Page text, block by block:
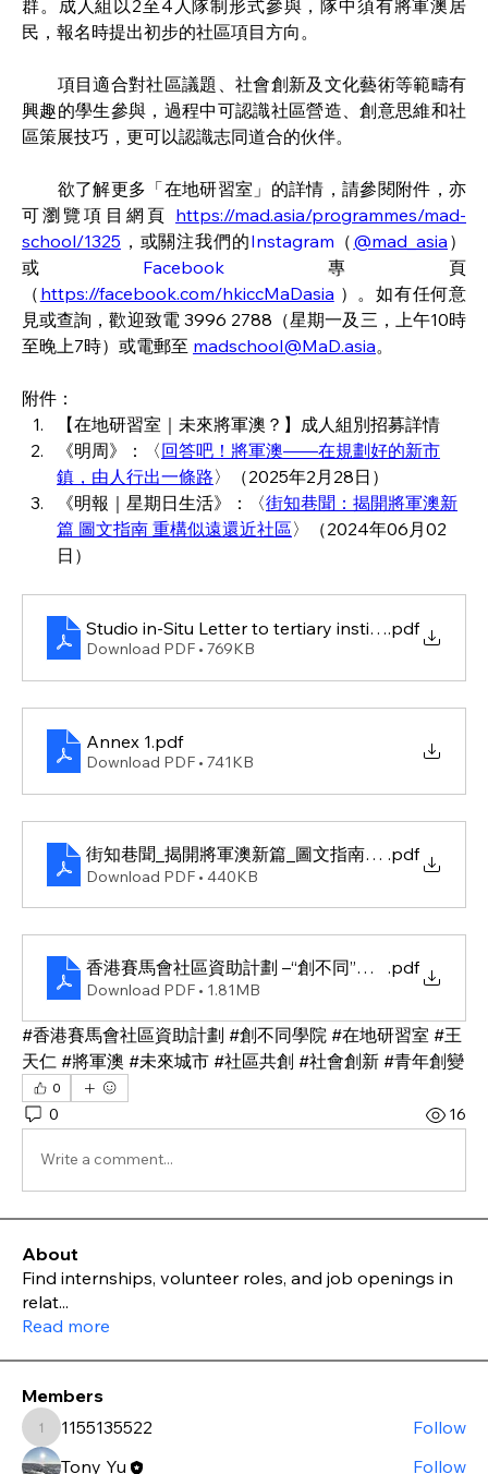
群。成人組以 2至4 人隊制形式參與，隊中須有將軍澳居
民，報名時提出初步的社區項目方向。
項目適合對社區議題、社會創新及文化藝術等範疇有
興趣的學生參與，過程中可認識社區營造、創意思維和社
區策展技巧，更可以認識志同道合的伙伴。
欲了解更多「在地研習室」的詳情，請參閱附件，亦
可瀏覽項目網頁 https://mad.asia/programmes/mad-
school/1325 ，或關注我們的Instagram （ @mad_asia ）
或 Facebook 專頁
（ https://facebook.com/hkiccMaDasia ）。如有任何意
見或查詢，歡迎致電 3996 2788 （星期一及三，上午10時
至晚上7時）或電郵至 madschool@MaD.asia。
附件：
【在地研習室｜未來將軍澳？】成人組別招募詳情
《明周》：〈回答吧！將軍澳——在規劃好的新市
鎮，由人行出一條路〉（2025年2月28日）
《明報｜星期日生活》：〈街知巷聞：揭開將軍澳新
篇 圖文指南 重構似遠還近社區〉（2024年06月02
日）
Studio in-Situ Letter to tertiary institutes
.pdf
Download PDF • 769KB
Annex 1.pdf
Download PDF • 741KB
街知巷聞_揭開將軍澳新篇_圖文指南_重構似遠還近
.pdf
Download PDF • 440KB
香港賽馬會社區資助計劃 –“創不同”學院 ︱ 回答
.pdf
Download PDF • 1.81MB
#香港賽馬會社區資助計劃 #創不同學院 #在地研習室 #王
天仁 #將軍澳 #未來城市 #社區共創 #社會創新 #青年創變
0
0 16
Write a comment...
About
Find internships, volunteer roles, and job openings in
relat...
Read more
Members
1155135522
1155135522
Follow
Tony Yu
Follow